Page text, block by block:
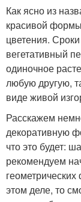
Как ясно из
красивой формы
цветения.
вегетативный
одиночное
любую другую,
виде живой
Расскажем
декоративную
что это будет:
рекомендуем
этом деле, то